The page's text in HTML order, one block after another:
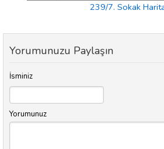
239/7. Sokak
Yorumunuzu Paylaşın
İsminiz
Yorumunuz